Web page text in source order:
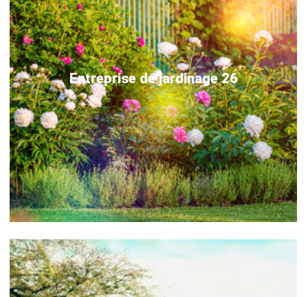
Entreprise de jardinage 26